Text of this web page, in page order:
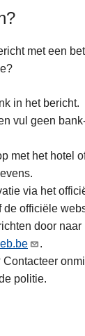
met een
in het bericht.
vul geen
met het hotel
via het
de officiële
door naar
.
Contacteer
politie.